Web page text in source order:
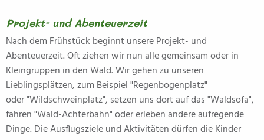
Projekt- und Abenteuerzeit
Nach dem Frühstück beginnt unsere Projekt- und
Abenteuerzeit. Oft ziehen wir nun alle gemeinsam oder in
Kleingruppen in den Wald. Wir gehen zu unseren
Lieblingsplätzen, zum Beispiel "Regenbogenplatz"
oder "Wildschweinplatz", setzen uns dort auf das "Waldsofa",
fahren "Wald-Achterbahn" oder erleben andere aufregende
Dinge. Die Ausflugsziele und Aktivitäten dürfen die Kinder